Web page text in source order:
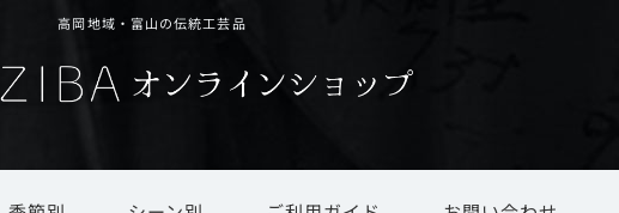
高岡地域・富山の伝統工芸品